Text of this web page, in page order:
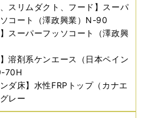
、スリムダクト、フード】スーパ
コート（澤政興業）N-90
】スーパーフッソコート（澤政興
】溶剤系ケンエース（日本ペイン
70H
ンダ床】水性FRPトップ（カナエ
レー